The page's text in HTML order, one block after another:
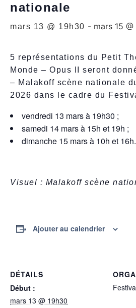
nationale
mars 13 @ 19h30 - mars 15
5 représentations du Petit
Monde – Opus II seront
– Malakoff scène nationale
2026 dans le cadre du
vendredi 13 mars à 19h30 ;
samedi 14 mars à 15h et 19h ;
dimanche 15 mars à 10h et 16h.
Visuel : Malakoff scène
Ajouter au calendrier
DÉTAILS
Début :
mars 13 @ 19h30